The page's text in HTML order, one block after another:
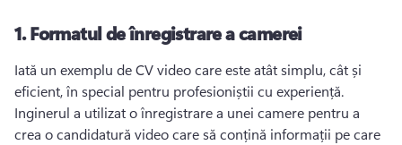
1. Formatul de înregistrare a camerei
Iată un exemplu de CV video care este atât simplu, cât și
eficient, în special pentru profesioniștii cu experiență.
Inginerul a utilizat o înregistrare a unei camere pentru a
crea o candidatură video care să conțină informații pe care